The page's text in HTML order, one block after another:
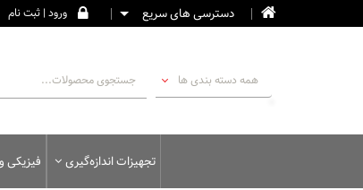
دسترسی های سریع ورود | ثبت نام
همه دسته بندی ها
تجهیزات اندازه‌گیری